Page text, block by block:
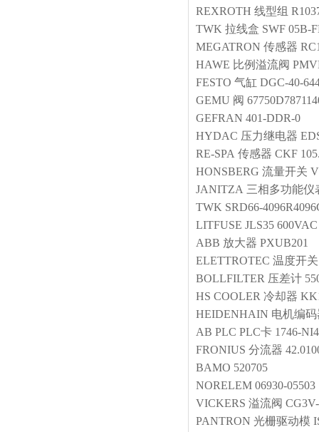
REXROTH 线型组
TWK 拉线盒 SWF 05B-
MEGATRON 传感器
HAWE 比例溢流阀
FESTO 气缸 DGC-40-
GEMU 阀
GEFRAN 401-DDR-0
HYDAC 压力继电器
RE-SPA 传感器 CKF
HONSBERG 流量开关
JANITZA 三相多功能仪
TWK SRD66-
LITFUSE JLS35
ABB 放大器 PXUB201
ELETTROTEC 温度开关
BOLLFILTER 压差计
HS COOLER 冷却器
HEIDENHAIN 电机编码
AB PLC PLC卡 1746-NI4
FRONIUS 分流器
BAMO 520705
NORELEM 06930-05503
VICKERS 溢流阀
PANTRON 光栅驱动模